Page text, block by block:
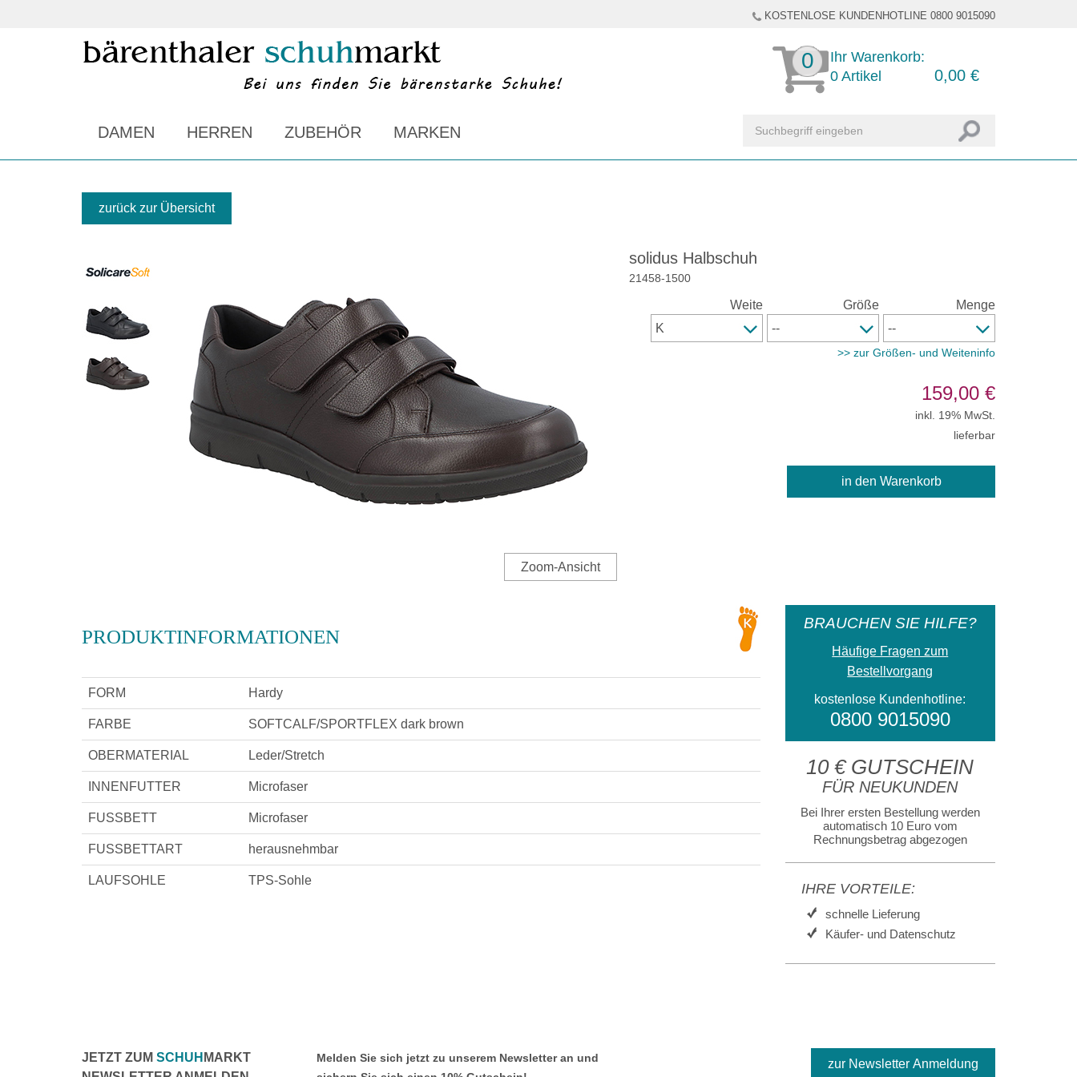
KOSTENLOSE KUNDENHOTLINE 0800 9015090
0
Ihr Warenkorb:
0 Artikel 0,00 €
DAMEN HERREN ZUBEHÖR MARKEN
solidus Halbschuh
21458-1500
Weite Größe Menge
>> zur Größen- und Weiteninfo
159,00 €
inkl. 19% MwSt.
lieferbar
PRODUKTINFORMATIONEN
FORM Hardy
FARBE SOFTCALF/SPORTFLEX dark brown
OBERMATERIAL Leder/Stretch
INNENFUTTER Microfaser
FUSSBETT Microfaser
FUSSBETTART herausnehmbar
LAUFSOHLE TPS-Sohle
BRAUCHEN SIE HILFE?
Häufige Fragen zum
Bestellvorgang
kostenlose Kundenhotline:
0800 9015090
10 € GUTSCHEIN
FÜR NEUKUNDEN
Bei Ihrer ersten Bestellung werden
automatisch 10 Euro vom
Rechnungsbetrag abgezogen
IHRE VORTEILE:
schnelle Lieferung
Käufer- und Datenschutz
JETZT ZUM SCHUH MARKT
Melden Sie sich jetzt zu unserem Newsletter an und